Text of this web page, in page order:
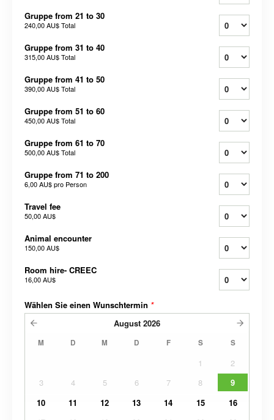
Gruppe from 21 to 30
240,00 AU$Total
Gruppe from 31 to 40
315,00 AU$Total
Gruppe from 41 to 50
390,00 AU$Total
Gruppe from 51 to 60
450,00 AU$Total
Gruppe from 61 to 70
500,00 AU$Total
Gruppe from 71 to 200
6,00 AU$pro Person
Travel fee
50,00 AU$
Animal encounter
150,00 AU$
Room hire- CREEC
16,00 AU$
Wählen Sie einen Wunschtermin *
August 2026
M D M D F S S
1
2
3
4 5 6 7 8
9
10
11 12 13 14 15
16